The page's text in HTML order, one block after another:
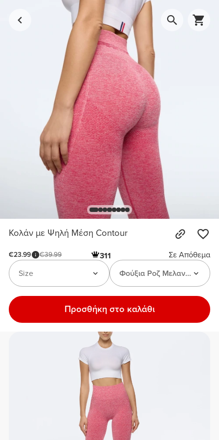
Κολάν με Ψηλή Μέση Contour
€23.99 €39.99 311
Σε Απόθεμα
Φούξια Ροζ Μελανζέ
Size
Προσθήκη στο καλάθι